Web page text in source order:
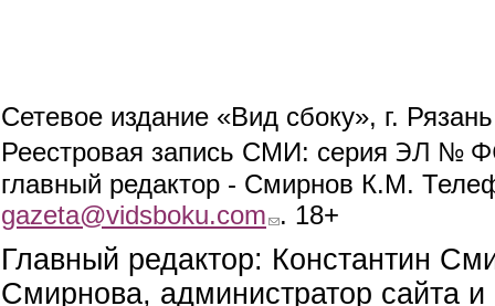
Сетевое издание «Вид сбоку», г.
Реестровая запись СМИ: серия ЭЛ №
главный редактор - Смирнов К.М.
gazeta@vidsboku.com (link sends e-mail)
. 18+
Главный редактор: Константин
Смирнова, администратор сайта